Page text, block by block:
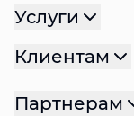
Услуги
Клиентам
Партнерам